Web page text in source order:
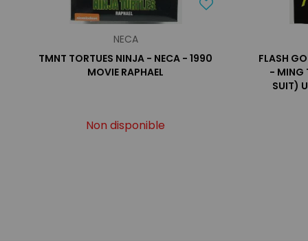
NECA
TMNT TORTUES NINJA - NECA - 1990
MOVIE RAPHAEL
Non disponible
FLASH
- MING
SUIT)